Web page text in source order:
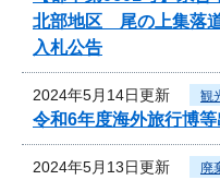
北部地区 尾の上集落
入札公告
2024年5月14日更新 観
令和6年度海外旅行博
2024年5月13日更新 廃